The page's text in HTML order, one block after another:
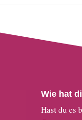
Wie hat
Hast du es